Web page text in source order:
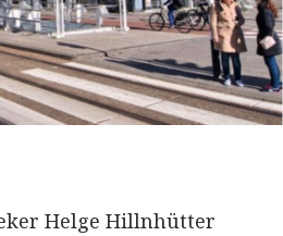
Masterplan
Helge Hillnhütter